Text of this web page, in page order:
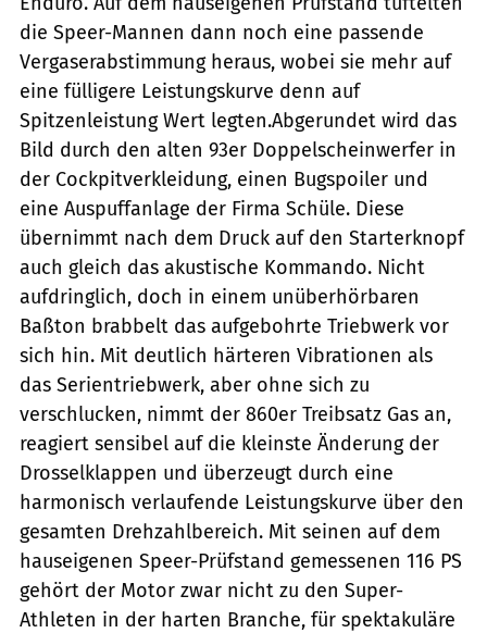
die Speer-Mannen dann noch eine passende
Vergaserabstimmung heraus, wobei sie mehr auf
eine fülligere Leistungskurve denn auf
Spitzenleistung Wert legten.Abgerundet wird das
Bild durch den alten 93er Doppelscheinwerfer in
der Cockpitverkleidung, einen Bugspoiler und
eine Auspuffanlage der Firma Schüle. Diese
übernimmt nach dem Druck auf den Starterknopf
auch gleich das akustische Kommando. Nicht
aufdringlich, doch in einem unüberhörbaren
Baßton brabbelt das aufgebohrte Triebwerk vor
sich hin. Mit deutlich härteren Vibrationen als
das Serientriebwerk, aber ohne sich zu
verschlucken, nimmt der 860er Treibsatz Gas an,
reagiert sensibel auf die kleinste Änderung der
Drosselklappen und überzeugt durch eine
harmonisch verlaufende Leistungskurve über den
gesamten Drehzahlbereich. Mit seinen auf dem
hauseigenen Speer-Prüfstand gemessenen 116 PS
gehört der Motor zwar nicht zu den Super-
Athleten in der harten Branche, für spektakuläre